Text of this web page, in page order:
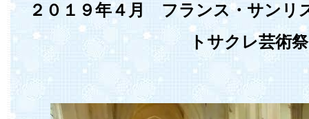
２０１９年４月 フランス・サンリ
トサクレ芸術